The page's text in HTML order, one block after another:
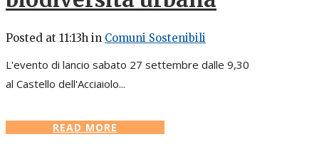
Posted at 11:13h in Comuni Sostenibili
L'evento di lancio sabato 27 settembre dalle 9,30
al Castello dell'Acciaiolo...
READ MORE